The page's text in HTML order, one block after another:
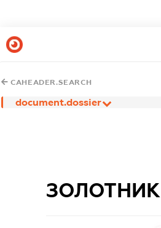
CAHEADER.SEARCH
document.dossier
ЗОЛОТНИК